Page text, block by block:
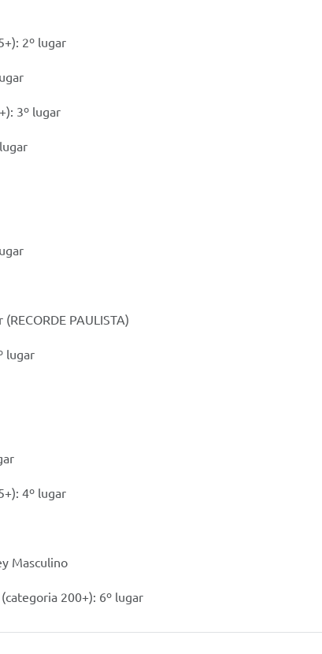
2º lugar
3º lugar
PAULISTA)
lugar
4º lugar
Masculino
200+): 6º lugar